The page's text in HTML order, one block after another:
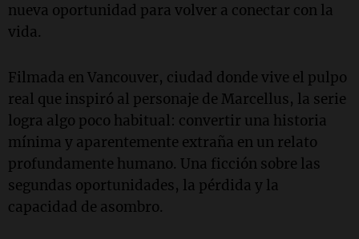
nueva oportunidad para volver a conectar con la
vida.
Filmada en Vancouver, ciudad donde vive el pulpo
real que inspiró al personaje de Marcellus, la serie
logra algo poco habitual: convertir una historia
mínima y aparentemente extraña en un relato
profundamente humano. Una ficción sobre las
segundas oportunidades, la pérdida y la
capacidad de asombro.